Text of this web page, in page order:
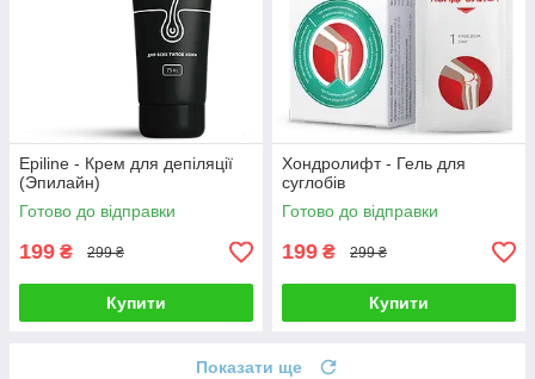
Epiline - Крем для депіляції
(Эпилайн)
Готово до відправки
199 ₴ 299 ₴
Купити
Хондролифт - Гель для
суглобів
Готово до відправки
199 ₴ 299 ₴
Купити
Показати ще